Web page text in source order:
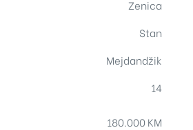
Zenica
Stan
Mejdandžik
14
180.000 KM